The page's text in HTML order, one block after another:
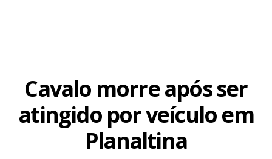
Cavalo morre após ser
atingido por veículo em
Planaltina